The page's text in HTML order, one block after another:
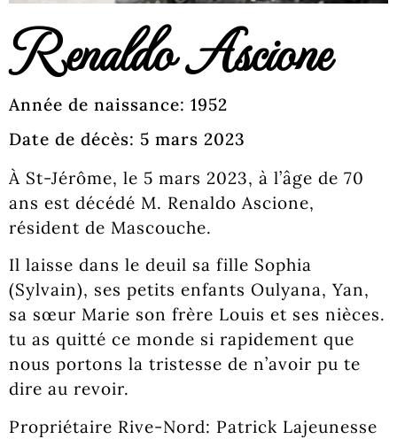
Renaldo Ascione
Année de naissance: 1952
Date de décès: 5 mars 2023
À St-Jérôme, le 5 mars 2023, à l’âge de 70
ans est décédé M. Renaldo Ascione,
résident de Mascouche.
Il laisse dans le deuil sa fille Sophia
(Sylvain), ses petits enfants Oulyana, Yan,
sa sœur Marie son frère Louis et ses nièces.
tu as quitté ce monde si rapidement que
nous portons la tristesse de n’avoir pu te
dire au revoir.
Propriétaire Rive-Nord: Patrick Lajeunesse